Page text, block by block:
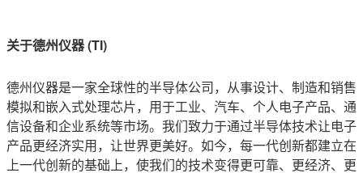
关于德州仪器(TI)
德州仪器是一家全球性的半导体公司，从事设计、制造和销售
模拟和嵌入式处理芯片，用于工业、汽车、个人电子产品、通
信设备和企业系统等市场。我们致力于通过半导体技术让电子
产品更经济实用，让世界更美好。如今，每一代创新都建立在
上一代创新的基础上，使我们的技术变得更可靠、更经济、更